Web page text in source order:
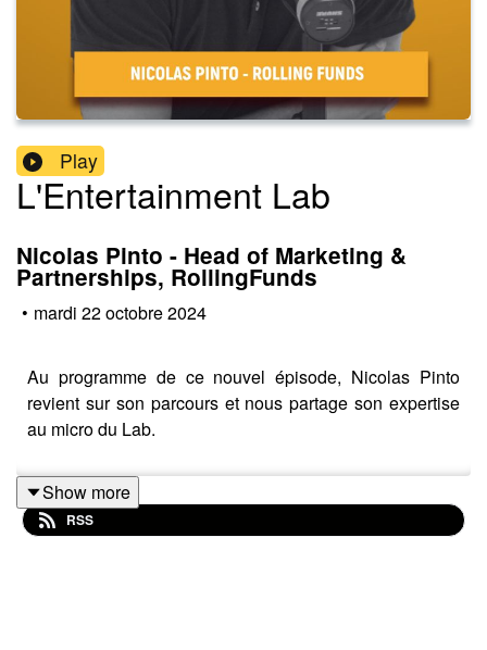
Play
L'Entertainment Lab
Nicolas Pinto - Head of Marketing &
Partnerships, RollingFunds
• mardi 22 octobre 2024
Au programme de ce nouvel épisode, Nicolas Pinto
revient sur son parcours et nous partage son expertise
au micro du Lab.
Show more
RSS